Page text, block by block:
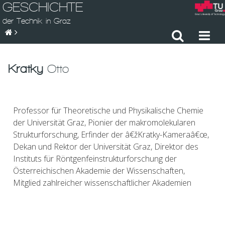
GESCHICHTE
der Technik in Graz
Kratky Otto
Professor für Theoretische und Physikalische Chemie
der Universität Graz, Pionier der makromolekularen
Strukturforschung, Erfinder der â€žKratky-Kameraâ€œ,
Dekan und Rektor der Universität Graz, Direktor des
Instituts für Röntgenfeinstrukturforschung der
Österreichischen Akademie der Wissenschaften,
Mitglied zahlreicher wissenschaftlicher Akademien